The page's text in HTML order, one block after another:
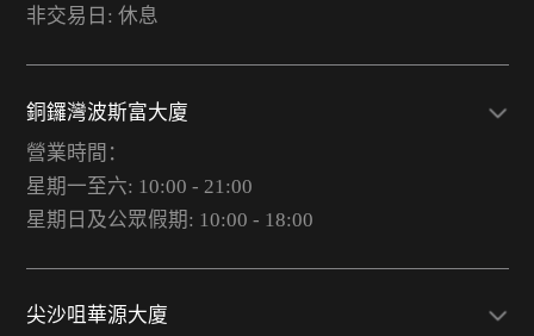
非交易日: 休息
銅鑼灣波斯富大廈
營業時間：
星期一至六: 10:00 - 21:00
星期日及公眾假期: 10:00 - 18:00
尖沙咀華源大廈